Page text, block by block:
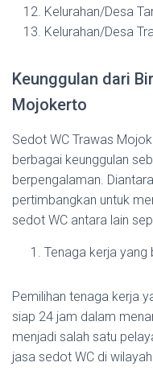
Kelurahan/Desa
Kelurahan/Desa
Keunggulan dari
Mojokerto
Sedot WC Trawas
berbagai keunggulan
berpengalaman.
pertimbangkan untuk
sedot WC antara lain
Tenaga kerja yang
Pemilihan tenaga kerja
siap 24 jam dalam
menjadi salah satu
jasa sedot WC di